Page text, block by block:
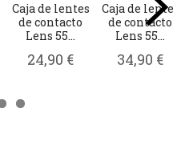
Caja de lentes
de contacto
Lens 55...
24,90 €
Caja de lentes
de contacto
Lens 55...
34,90 €